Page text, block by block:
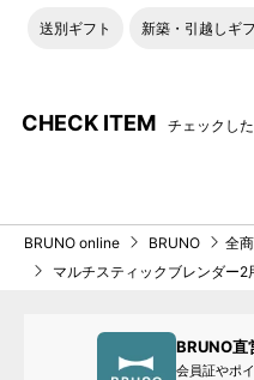
送別ギフト 新築・引越しギ
CHECK ITEM チェックし
BRUNO online BRUNO 全
マルチスティックブレンダー2
BRUNO直
会員証やポ